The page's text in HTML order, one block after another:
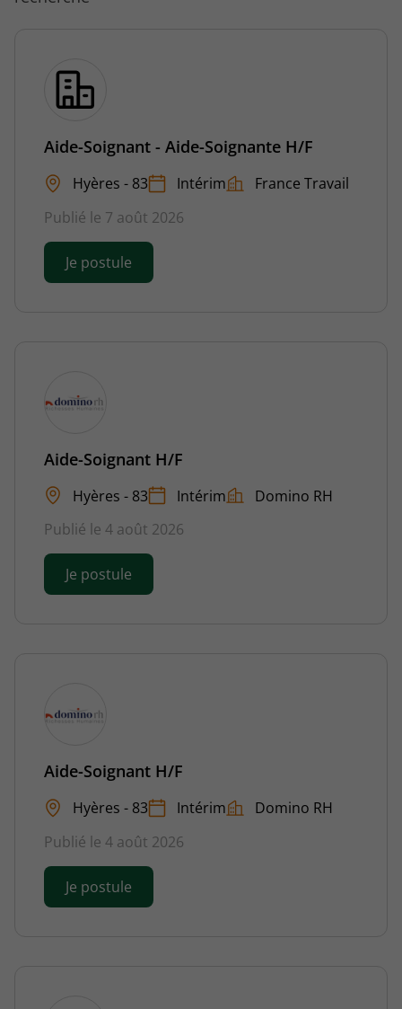
Aide-Soignant - Aide-Soignante H/F
Hyères - 83 Intérim
France Travail
Publié le 7 août 2026
Je postule
Aide-Soignant H/F
Hyères - 83 Intérim
Domino RH
Publié le 4 août 2026
Je postule
Aide-Soignant H/F
Hyères - 83 Intérim
Domino RH
Publié le 4 août 2026
Je postule